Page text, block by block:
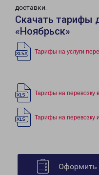
доставки.
Скачать тарифы
«Ноябрьск»
Тарифы на услуги
Тарифы на перевозку
Тарифы на перевозку
Оформить